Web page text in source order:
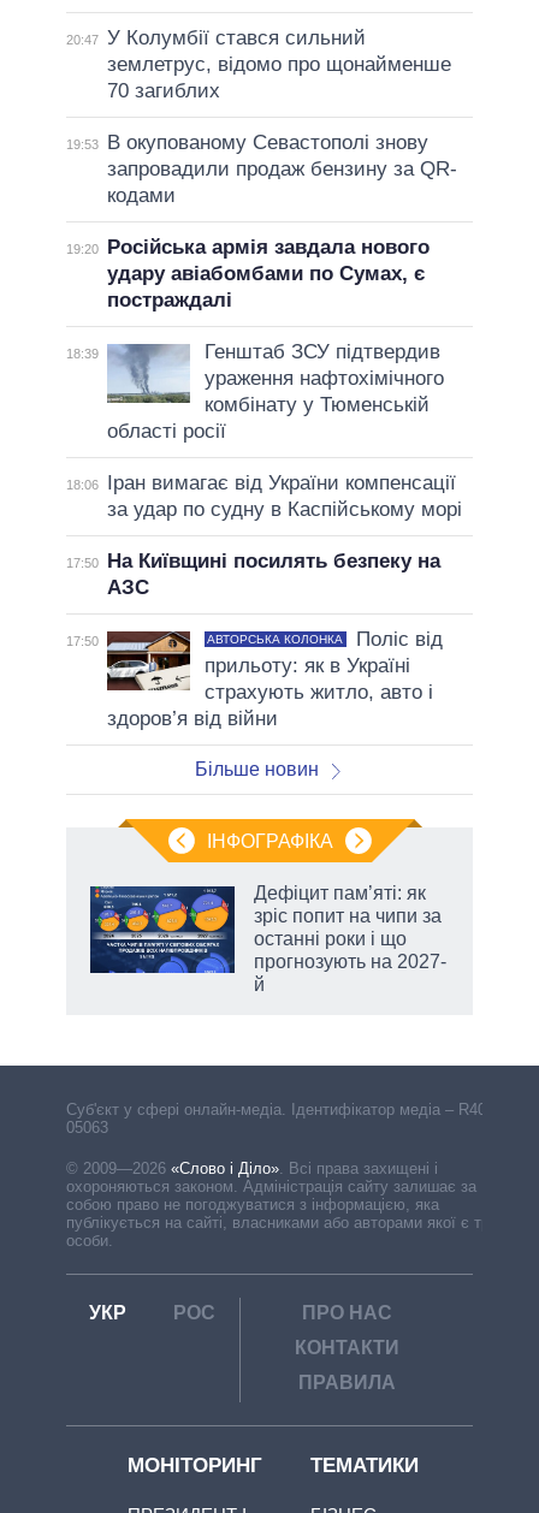
20:47 У Колумбії стався сильний
землетрус, відомо про щонайменше
70 загиблих
19:53
В окупованому Севастополі знову
запровадили продаж бензину за QR-
кодами
19:20
Російська армія завдала нового
удару авіабомбами по Сумах, є
постраждалі
18:39
Генштаб ЗСУ підтвердив
ураження нафтохімічного
комбінату у Тюменській
області росії
18:06
Іран вимагає від України компенсації
за удар по судну в Каспійському морі
17:50
На Київщині посилять безпеку на
АЗС
17:50 АВТОРСЬКА КОЛОНКА
Поліс від
прильоту: як в Україні
страхують житло, авто і
здоров’я від війни
Більше новин
ІНФОГРАФІКА
Дефіцит пам’яті: як
зріс попит на чипи за
останні роки і що
прогнозують на 2027-
й
Cуб'єкт у сфері онлайн-медіа. Ідентифікатор медіа – R40-
05063
© 2009—2026 «Слово і Діло». Всі права захищені і
охороняються законом. Адміністрація сайту залишає за
собою право не погоджуватися з інформацією, яка
публікується на сайті, власниками або авторами якої є треті
особи.
УКР РОС
ПРО НАС
КОНТАКТИ
ПРАВИЛА
МОНІТОРИНГ ТЕМАТИКИ